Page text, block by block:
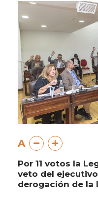
A
Por 11 votos la
veto del
derogación de la